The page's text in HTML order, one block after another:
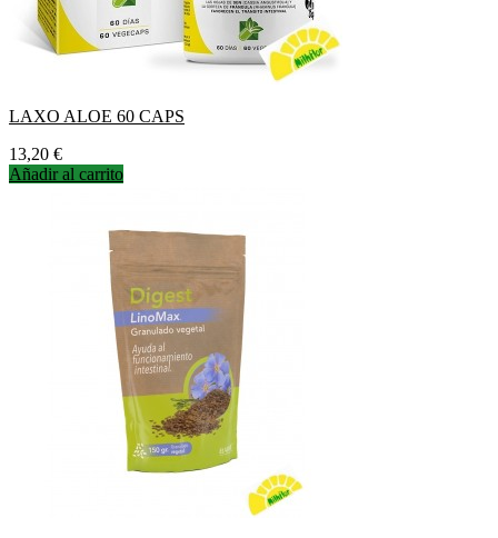
LAXO ALOE 60 CAPS
Precio
13,20 €
Añadir al carrito